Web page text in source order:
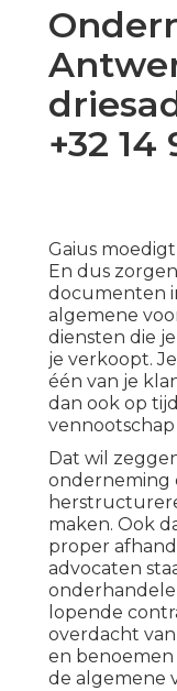
+32 14
Gaius
En dus
documenten
algemene
diensten die
je verkoopt.
één van je
dan ook op
Dat wil
onderneming
maken. Ook
proper
advocaten
lopende
overdacht
en
de algemene